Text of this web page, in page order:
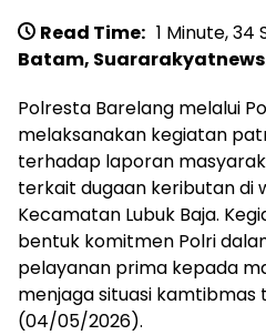
Read Time: 1 Minute, 34
Batam,
Polresta Barelang melalui
melaksanakan kegiatan
terhadap laporan
terkait dugaan keributan di
Kecamatan Lubuk Baja.
bentuk komitmen Polri
pelayanan prima kepada
menjaga situasi kamtibmas
(04/05/2026).